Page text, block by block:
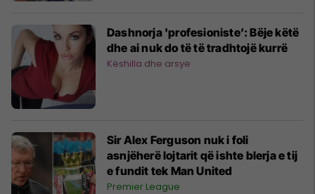
Dashnorja 'profesioniste’: Bëje këtë
dhe ai nuk do të të tradhtojë kurrë
Këshilla dhe arsye
Sir Alex Ferguson nuk i foli
asnjëherë lojtarit që ishte blerja e tij
e fundit tek Man United
Premier League